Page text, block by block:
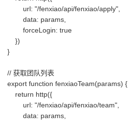
url: "/fenxiao/api/fenxiao/apply",
data: params,
forceLogin: true
})
}
// 获取团队列表
export function fenxiaoTeam(params) {
return http({
url: "/fenxiao/api/fenxiao/team",
data: params,